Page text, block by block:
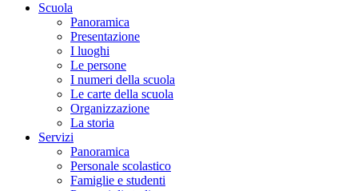
Scuola
Panoramica
Presentazione
I luoghi
Le persone
I numeri della scuola
Le carte della scuola
Organizzazione
La storia
Servizi
Panoramica
Personale scolastico
Famiglie e studenti